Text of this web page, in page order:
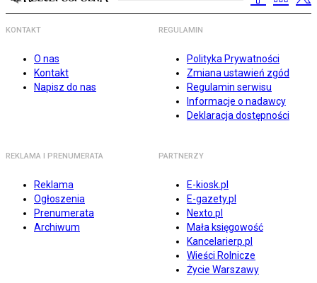
KONTAKT
O nas
Kontakt
Napisz do nas
REGULAMIN
Polityka Prywatności
Zmiana ustawień zgód
Regulamin serwisu
Informacje o nadawcy
Deklaracja dostępności
REKLAMA I PRENUMERATA
Reklama
Ogłoszenia
Prenumerata
Archiwum
PARTNERZY
E-kiosk.pl
E-gazety.pl
Nexto.pl
Mała księgowość
Kancelarierp.pl
Wieści Rolnicze
Życie Warszawy